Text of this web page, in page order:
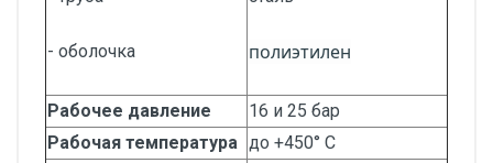
- оболочка полиэтилен
Рабочее давление
16 и 25 бар
Рабочая температура до +450° С